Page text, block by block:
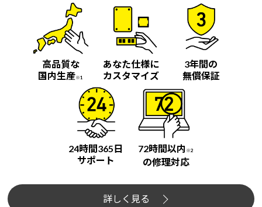
高品質な
国内生産※1
あなた仕様に
カスタマイズ
3年間の
無償保証
24時間365日
サポート
72時間以内 ※2
の修理対応
詳しく見る